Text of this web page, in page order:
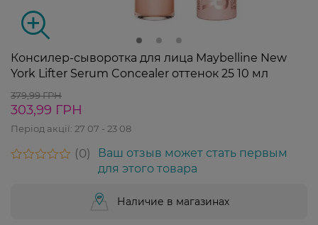
Консилер-сыворотка для лица Maybelline New
York Lifter Serum Concealer оттенок 25 10 мл
379,99 ГРН
303,99 ГРН
Період акції: 27 07 - 23 08
0
Ваш отзыв может стать первым
для этого товара
Наличие в магазинах